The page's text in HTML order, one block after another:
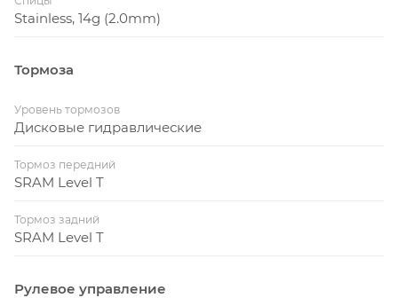
Stainless, 14g (2.0mm)
Тормоза
Уровень тормозов
Дисковые гидравлические
Тормоз передний
SRAM Level T
Тормоз задний
SRAM Level T
Рулевое управление